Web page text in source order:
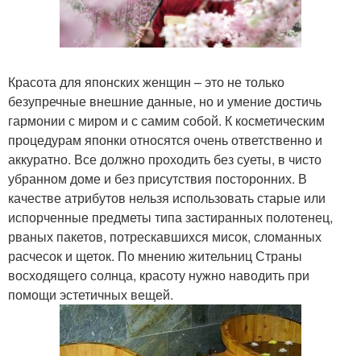
Красота для японских женщин – это не только
безупречные внешние данные, но и умение достичь
гармонии с миром и с самим собой. К косметическим
процедурам японки относятся очень ответственно и
аккуратно. Все должно проходить без суеты, в чисто
убранном доме и без присутствия посторонних. В
качестве атрибутов нельзя использовать старые или
испорченные предметы типа застиранных полотенец,
рваных пакетов, потрескавшихся мисок, сломанных
расчесок и щеток. По мнению жительниц Страны
восходящего солнца, красоту нужно наводить при
помощи эстетичных вещей.